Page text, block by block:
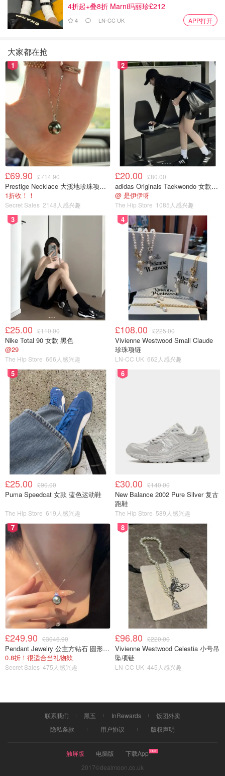
第七代小棕瓶精华的诞生旨在终结各个版本小棕瓶之间的争
议。为了达到这一目标，第七代添加了三肽
首先，有了三肽成分的第七代小棕瓶，液体的颜色略微偏
红，同时提升了保湿效果。三肽成分的加入使得产品更具滋
润功效。
其次，新添加了猴面包树（ADANSONIA DIGITATA）籽提
取物，其中含有维持皮肤microRNA所需的关键酶。这种提
取物能够激活microRNA-146a，进而加速基因修护过程，
自动修护细胞损伤。同时，它还能促进胶原蛋白的合成，激
活皮肤细胞的新生。
需要注意的是，这两个成分（三肽和猴面包树籽提取物）也
是“高能小棕瓶”的核心成分。在某种程度上，第七代小棕瓶
可以看作是第六代小棕瓶和高能小棕瓶的合体，融合了它们
的优点。
另外，第七代小棕瓶还对保湿成分进行了调整。部分聚乙二
醇-75被聚乙二醇-8取代，这样做提升了产品的稳定性，并
且对肤感的影响非常小。
通过这些改进，第七代小棕瓶精华能够为肌肤带来更好的保
湿效果、快速修护细胞损伤以及促进皮肤细胞的新生。它集
合了先前版本的优点，并经过调整以提供更稳定和令人满意
的使用体验。
4折起+叠8折 Marni玛丽珍£212
4 LN-CC UK APP打开
大家都在抢
1
£69.90 £714.90
Prestige Necklace 大溪地珍珠项链 10-11mm
1折收！！
Secret Sales 2148人感兴趣
2
£20.00 £80.00
adidas Originals Taekwondo 女款黑色运动鞋
@ 是伊伊呀
The Hip Store 1085人感兴趣
3
£25.00 £110.00
Nike Total 90 女款 黑色
@29
The Hip Store 666人感兴趣
4
£108.00 £225.00
Vivienne Westwood Small Claude
珍珠项链
LN-CC UK 662人感兴趣
5
£25.00 £90.00
Puma Speedcat 女款 蓝色运动鞋
The Hip Store 619人感兴趣
6
£30.00 £140.00
New Balance 2002 Pure Silver 复古
跑鞋
The Hip Store 589人感兴趣
7
£249.90 £3046.90
Pendant Jewelry 公主方钻石 圆形大溪地珍珠吊坠 11-12mm
0.8折！很适合当礼物欸
Secret Sales 475人感兴趣
8
£96.80 £220.00
Vivienne Westwood Celestia 小号吊
坠项链
LN-CC UK 445人感兴趣
联系我们 黑五 InRewards
饭团外卖
隐私条款
用户协议 版权声明
触屏版 电脑版
下载App
2017©dealmoon.co.uk